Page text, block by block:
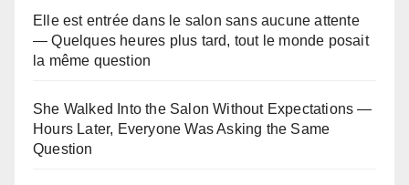
Elle est entrée dans le salon sans aucune attente
— Quelques heures plus tard, tout le monde posait
la même question
She Walked Into the Salon Without Expectations —
Hours Later, Everyone Was Asking the Same
Question